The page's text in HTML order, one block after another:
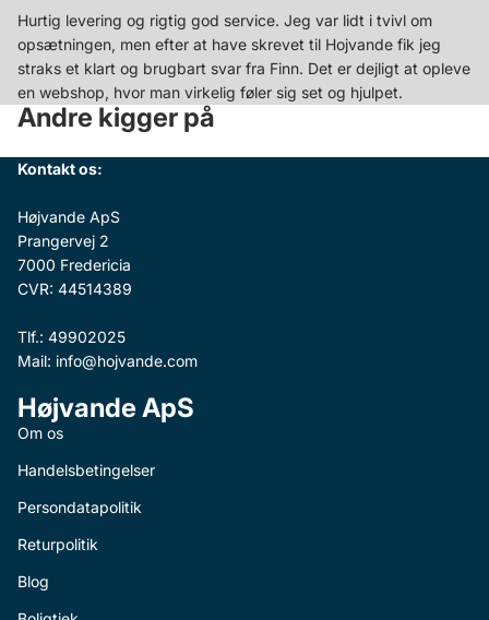
Hurtig levering og rigtig god service. Jeg var lidt i tvivl om
opsætningen, men efter at have skrevet til Hojvande fik jeg
straks et klart og brugbart svar fra Finn. Det er dejligt at opleve
en webshop, hvor man virkelig føler sig set og hjulpet.
Andre kigger på
Kontakt os:
Højvande ApS
Prangervej 2
7000 Fredericia
CVR: 44514389
Tlf.: 49902025
Mail: info@hojvande.com
Højvande ApS
Om os
Handelsbetingelser
Persondatapolitik
Returpolitik
Blog